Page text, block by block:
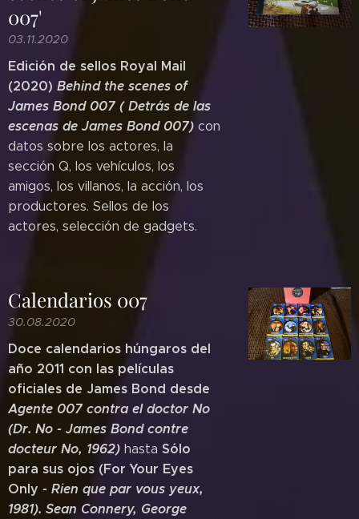
007'
03.11.2020
Edición de sellos Royal Mail
(2020) Behind the scenes of
James Bond 007 ( Detrás de las
escenas de James Bond 007) con
datos sobre los actores, la
sección Q, los vehículos, los
amigos, los villanos, la acción, los
productores. Sellos de los
actores, selección de gadgets.
Calendarios 007
30.08.2020
Doce calendarios húngaros del
año 2011 con las películas
oficiales de James Bond desde
Agente 007 contra el doctor No
(Dr. No - James Bond contre
docteur No, 1962) hasta Sólo
para sus ojos (For Your Eyes
Only - Rien que par vous yeux,
1981). Sean Connery, George